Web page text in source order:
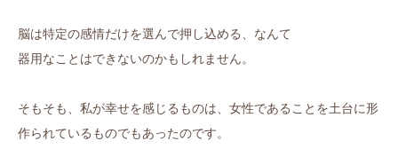
脳は特定の感情だけを選んで押し込める、なんて
器用なことはできないのかもしれません。
そもそも、私が幸せを感じるものは、女性であることを土台に形
作られているものでもあったのです。